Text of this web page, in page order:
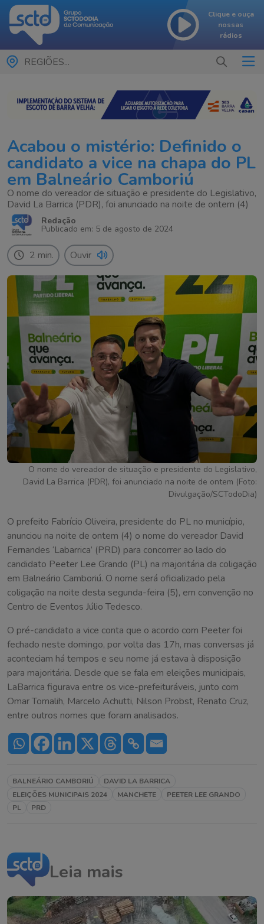
Clique e ouça
nossas
rádios
REGIÕES...
Acabou o mistério: Definido o
candidato a vice na chapa do PL
em Balneário Camboriú
O nome do vereador de situação e presidente do Legislativo,
David La Barrica (PDR), foi anunciado na noite de ontem (4)
Redação
Publicado em: 5 de agosto de 2024
2 min. Ouvir
O nome do vereador de situação e presidente do Legislativo,
David La Barrica (PDR), foi anunciado na noite de ontem (Foto:
Divulgação/SCTodoDia)
O prefeito Fabrício Oliveira, presidente do PL no município,
anunciou na noite de ontem (4) o nome do vereador David
Fernandes ‘Labarrica’ (PRD) para concorrer ao lado do
candidato Peeter Lee Grando (PL) na majoritária da coligação
em Balneário Camboriú. O nome será oficializado pela
coligação na noite desta segunda-feira (5), em convenção no
Centro de Eventos Júlio Tedesco.
O pré-candidato a vice conta que o acordo com Peeter foi
fechado neste domingo, por volta das 17h, mas conversas já
aconteciam há tempos e seu nome já estava à disposição
para majoritária. Desde que se fala em eleições municipais,
LaBarrica figurava entre os vice-prefeituráveis, junto com
Omar Tomalih, Marcelo Achutti, Nilson Probst, Renato Cruz,
entre outros nomes que foram analisados.
BALNEÁRIO CAMBORIÚ
DAVID LA BARRICA
ELEIÇÕES MUNICIPAIS 2024
MANCHETE
PEETER LEE GRANDO
PL
PRD
Leia mais